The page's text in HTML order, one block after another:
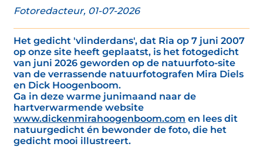
Fotoredacteur, 01-07-2026
Het gedicht 'vlinderdans', dat Ria op 7 juni 2007
op onze site heeft geplaatst, is het fotogedicht
van juni 2026 geworden op de natuurfoto-site
van de verrassende natuurfotografen Mira Diels
en Dick Hoogenboom.
Ga in deze warme junimaand naar de
hartverwarmende website
www.dickenmirahoogenboom.com en lees dit
natuurgedicht én bewonder de foto, die het
gedicht mooi illustreert.